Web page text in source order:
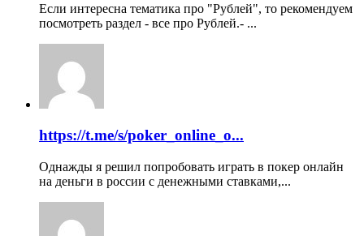
Если интересна тематика про "Рублей", то рекомендуем
посмотреть раздел - все про Рублей.- ...
https://t.me/s/poker_online_o...
Однажды я решил попробовать играть в покер онлайн
на деньги в россии с денежными ставками,...